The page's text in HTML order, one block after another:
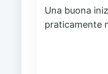
Una buona
praticamente